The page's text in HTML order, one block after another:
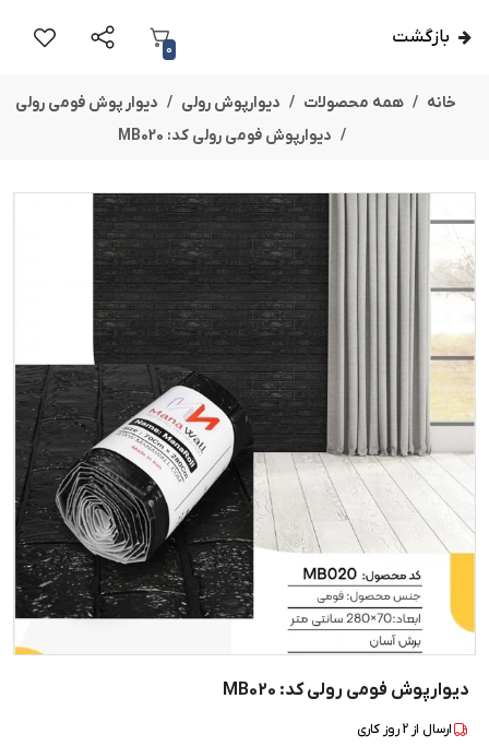
بازگشت
0
خانه همه محصولات دیوارپوش رولی
دیوار پوش فومی رولی
دیوارپوش فومی رولی کد: MB020
دیوارپوش فومی رولی کد: MB020
ارسال از 2روز کاری